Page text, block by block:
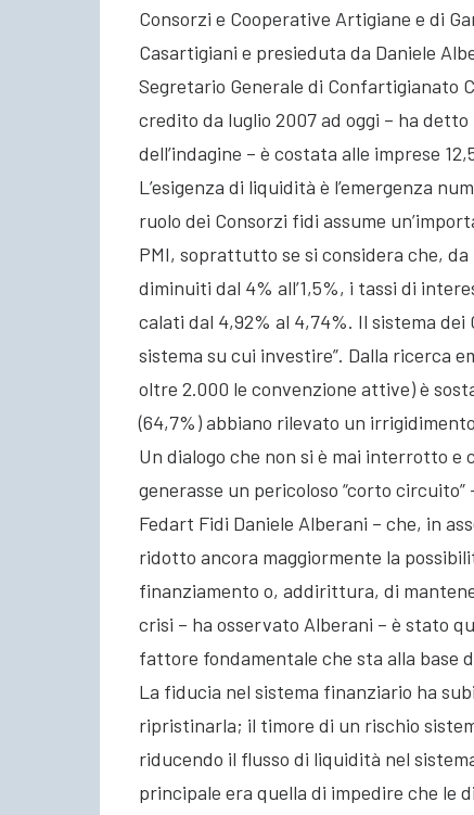
Consorzi e Cooperative Artigiane e di
Casartigiani e presieduta da Daniele
Segretario Generale di Confartigianato
credito da luglio 2007 ad oggi – ha
dell’indagine – è costata alle imprese
L’esigenza di liquidità è l’emergenza
ruolo dei Consorzi fidi assume
PMI, soprattutto se si considera che,
diminuiti dal 4% all’1,5%, i tassi di
calati dal 4,92% al 4,74%. Il sistema
sistema su cui investire”. Dalla ricerca
oltre 2.000 le convenzione attive) è
(64,7%) abbiano rilevato un
Un dialogo che non si è mai interrotto e
generasse un pericoloso “corto
Fedart Fidi Daniele Alberani – che, in
ridotto ancora maggiormente la
finanziamento o, addirittura, di
crisi – ha osservato Alberani – è stato
fattore fondamentale che sta alla base
La fiducia nel sistema finanziario ha
ripristinarla; il timore di un rischio
riducendo il flusso di liquidità nel
principale era quella di impedire che le